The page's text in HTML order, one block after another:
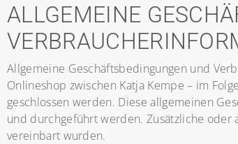
ALLGEMEINE
Allgemeine Geschäftsbedingungen und
Onlineshop zwischen Katja Kempe – im
geschlossen werden. Diese allgemeinen
und durchgeführt werden. Zusätzliche
vereinbart wurden.